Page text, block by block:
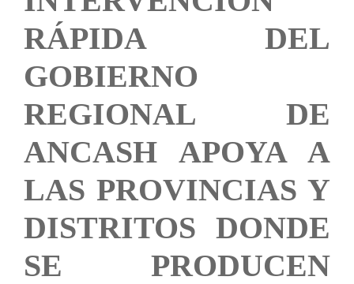
RÁPIDA DEL
GOBIERNO
REGIONAL DE
ANCASH APOYA A
LAS PROVINCIAS Y
DISTRITOS DONDE
SE PRODUCEN